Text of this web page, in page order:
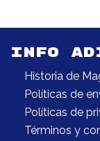
INFO
Historia de
Políticas de
Políticas de
Términos y